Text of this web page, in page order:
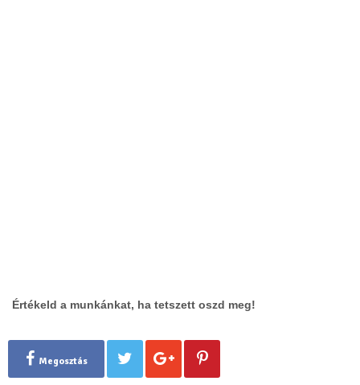
Értékeld a munkánkat, ha tetszett oszd meg!
Megosztás